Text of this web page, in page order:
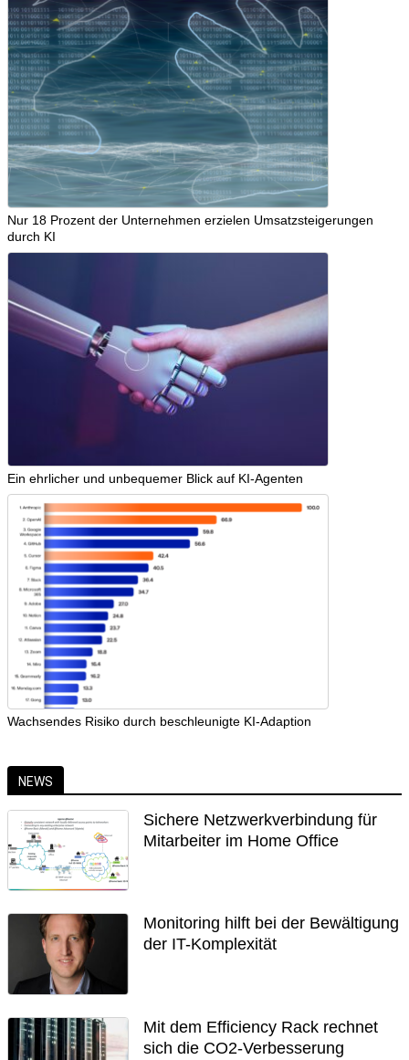
Nur 18 Prozent der Unternehmen erzielen Umsatzsteigerungen
durch KI
Ein ehrlicher und unbequemer Blick auf KI-Agenten
Wachsendes Risiko durch beschleunigte KI-Adaption
NEWS
Sichere Netzwerkverbindung für
Mitarbeiter im Home Office
Monitoring hilft bei der Bewältigung
der IT-Komplexität
Mit dem Efficiency Rack rechnet
sich die CO2-Verbesserung